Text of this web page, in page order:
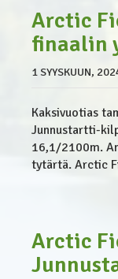
Arctic
finaalin
1 SYYSKUUN,
Kaksivuotias
Junnustartti-
16,1/2100m.
tytärtä. Arctic
Arctic